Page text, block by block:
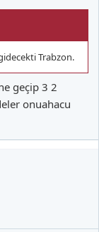
Trabzon.
geçip 3 2
onuahacu